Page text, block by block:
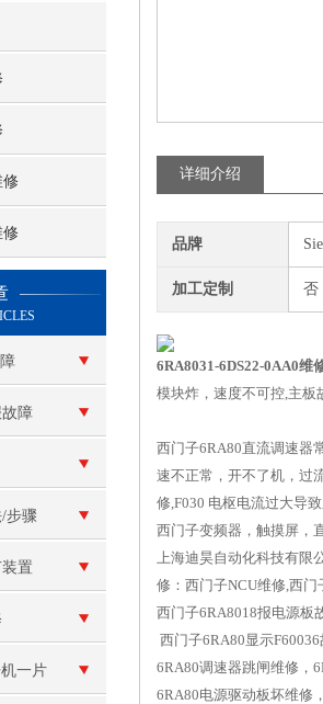
修
修
障
步骤
置
一片
详细介绍
品牌
加工定制 否
6RA8031-6DS22-0AA0维
模块炸，速度不可控,主板
西门子6RA80直流调速器
速不正常，开不了机，过
修,F030 电枢电流过大导
西门子变频器，触摸屏，
上海迪昊自动化科技有限
修：西门子NCU维修,西
西门子6RA8018报电源板
西门子6RA80显示
6RA80调速器跳闸维修，
6RA80电源驱动板坏维修